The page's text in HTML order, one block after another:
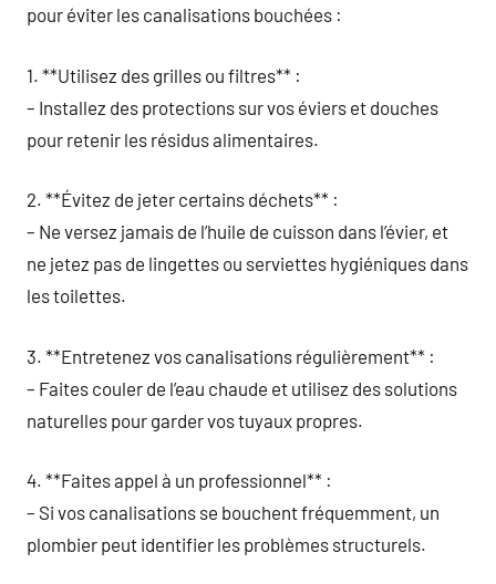
pour éviter les canalisations bouchées :
1. **Utilisez des grilles ou filtres** :
– Installez des protections sur vos éviers et douches
pour retenir les résidus alimentaires.
2. **Évitez de jeter certains déchets** :
– Ne versez jamais de l’huile de cuisson dans l’évier, et
ne jetez pas de lingettes ou serviettes hygiéniques dans
les toilettes.
3. **Entretenez vos canalisations régulièrement** :
– Faites couler de l’eau chaude et utilisez des solutions
naturelles pour garder vos tuyaux propres.
4. **Faites appel à un professionnel** :
– Si vos canalisations se bouchent fréquemment, un
plombier peut identifier les problèmes structurels.